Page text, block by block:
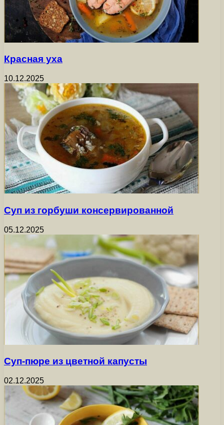
Красная уха
10.12.2025
Суп из горбуши консервированной
05.12.2025
Суп-пюре из цветной капусты
02.12.2025